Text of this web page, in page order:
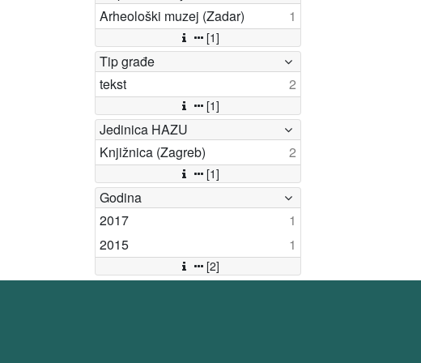
Arheološki muzej (Zadar)
1
[1]
Tip građe
tekst
2
[1]
Jedinica HAZU
Knjižnica (Zagreb)
2
[1]
Godina
2017
1
2015
1
[2]